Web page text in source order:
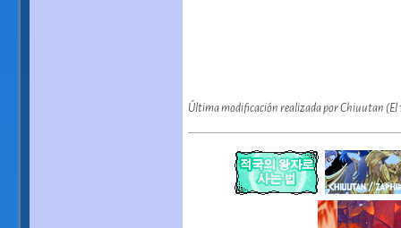
Última modificación realizada por Chiuutan (El